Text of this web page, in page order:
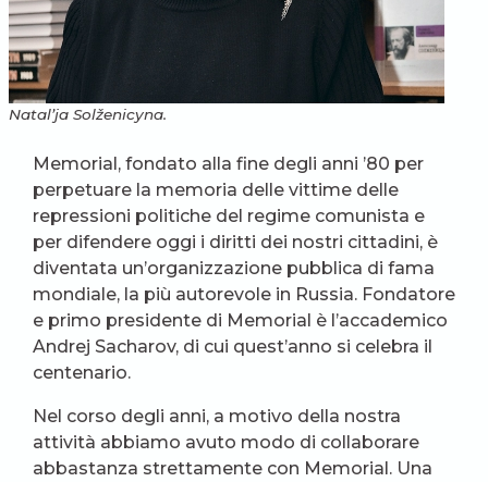
Natal’ja Solženicyna.
Memorial, fondato alla fine degli anni ’80 per
perpetuare la memoria delle vittime delle
repressioni politiche del regime comunista e
per difendere oggi i diritti dei nostri cittadini, è
diventata un’organizzazione pubblica di fama
mondiale, la più autorevole in Russia. Fondatore
e primo presidente di Memorial è l’accademico
Andrej Sacharov, di cui quest’anno si celebra il
centenario.
Nel corso degli anni, a motivo della nostra
attività abbiamo avuto modo di collaborare
abbastanza strettamente con Memorial. Una